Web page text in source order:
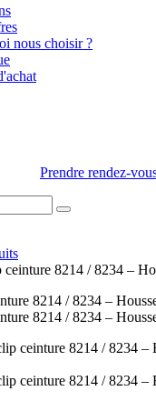
nous choisir ?
Prendre rendez-
ceinture 8214 / 8234 –